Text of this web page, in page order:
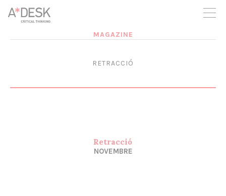
seguim necessitant-te per a poder seguir endavant. Ara pots
participar del projecte i recolzar-lo.
MAGAZINE
RETRACCIÓ
Retracció
NOVEMBRE